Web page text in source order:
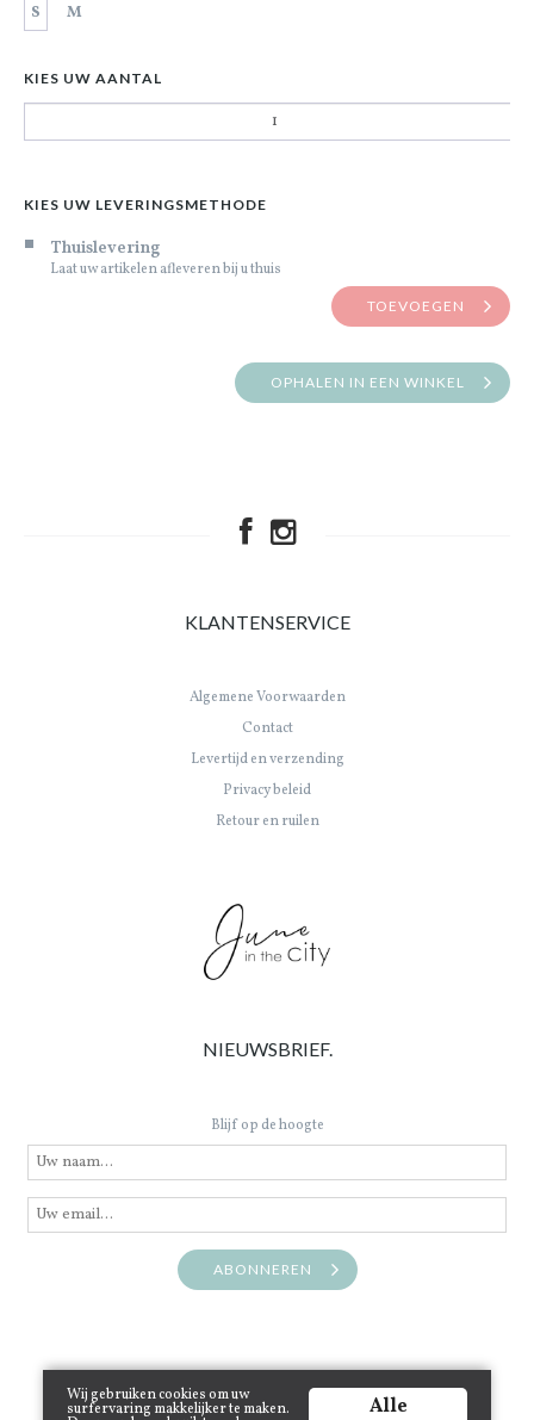
S M
KIES UW AANTAL
KIES UW LEVERINGSMETHODE
Thuislevering
Laat uw artikelen afleveren bij u thuis
TOEVOEGEN
OPHALEN IN EEN WINKEL
KLANTENSERVICE
Algemene Voorwaarden
Contact
Levertijd en verzending
Privacy beleid
Retour en ruilen
NIEUWSBRIEF.
Blijf op de hoogte
ABONNEREN
Wij gebruiken cookies om uw
surfervaring makkelijker te maken.
Alle